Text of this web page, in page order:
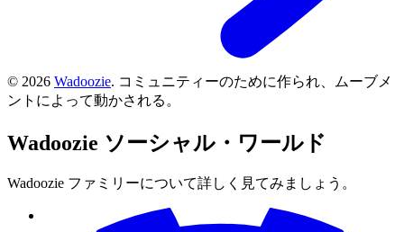
© 2026 Wadoozie. コミュニティーのために作られ、ムーブメ
ントによって動かされる。
Wadoozie ソーシャル・ワールド
Wadoozie ファミリーについて詳しく見てみましょう。